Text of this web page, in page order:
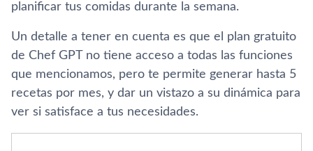
planificar tus comidas durante la semana.
Un detalle a tener en cuenta es que el plan gratuito
de Chef GPT no tiene acceso a todas las funciones
que mencionamos, pero te permite generar hasta 5
recetas por mes, y dar un vistazo a su dinámica para
ver si satisface a tus necesidades.